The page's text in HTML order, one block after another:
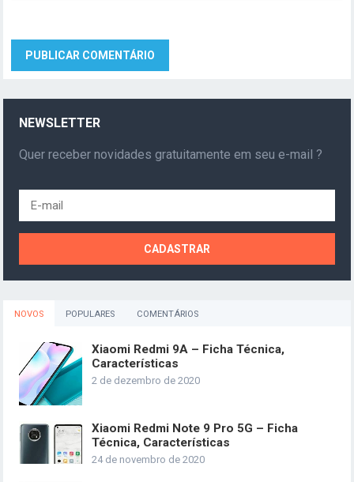
NEWSLETTER
Quer receber novidades gratuitamente em seu e-mail ?
NOVOS POPULARES COMENTÁRIOS
Xiaomi Redmi 9A – Ficha Técnica,
Características
2 de dezembro de 2020
Xiaomi Redmi Note 9 Pro 5G – Ficha
Técnica, Características
24 de novembro de 2020